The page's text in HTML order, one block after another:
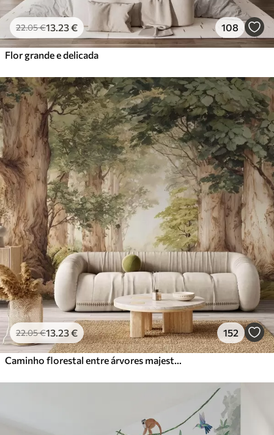
22.05€13 .23€ 108
Flor grande e delicada
22.05€13 .23€ 152